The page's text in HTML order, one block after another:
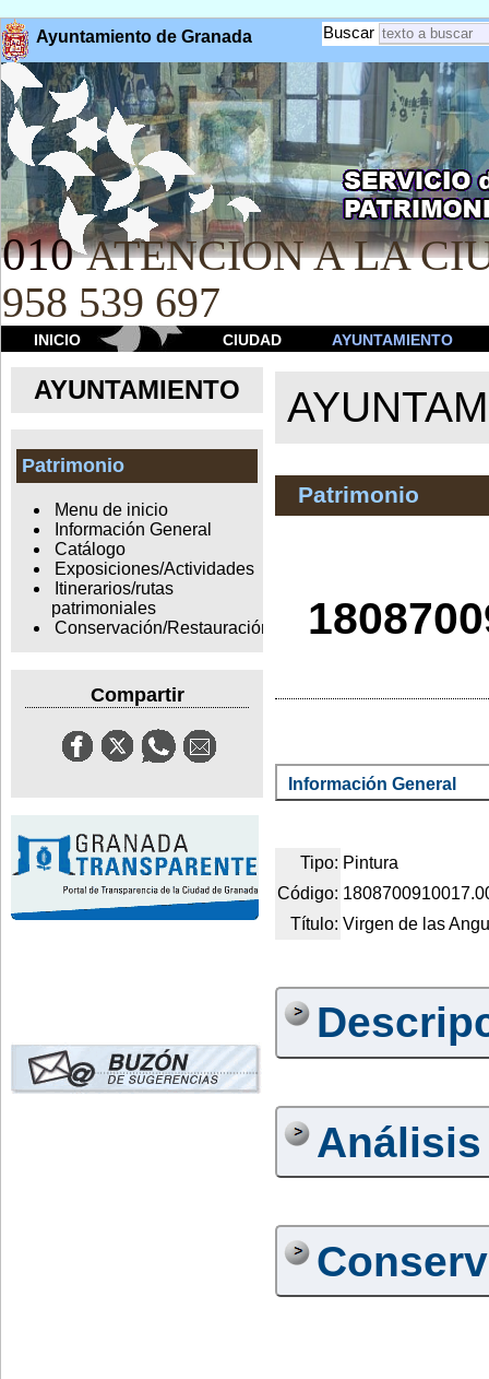
Ayuntamiento de Granada Buscar
010 ATENCION A LA
958 539 697
INICIO CIUDAD AYUNTAMIENTO
AYUNTAMIENTO
Patrimonio
Menu de inicio
Información General
Catálogo
Exposiciones/Actividades
Itinerarios/rutas
patrimoniales
Conservación/Restauración
Compartir
Patrimonio
Información General
Tipo: Pintura
Código:
Título: Virgen de las